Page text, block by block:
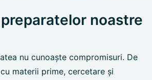
noastre
nu cunoaște compromisuri. De
materii prime, cercetare și